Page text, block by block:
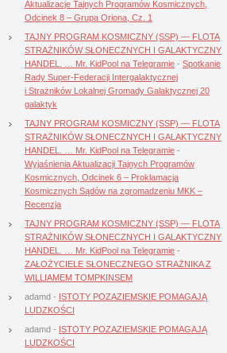
Aktualizacje Tajnych Programów Kosmicznych,
Odcinek 8 – Grupa Oriona, Cz. 1
TAJNY PROGRAM KOSMICZNY (SSP) — FLOTA
STRAŻNIKÓW SŁONECZNYCH I GALAKTYCZNY
HANDEL. … Mr. KidPool na Telegramie - Spotkanie
Rady Super-Federacji Intergalaktycznej
i Strażników Lokalnej Gromady Galaktycznej 20
galaktyk
TAJNY PROGRAM KOSMICZNY (SSP) — FLOTA
STRAŻNIKÓW SŁONECZNYCH I GALAKTYCZNY
HANDEL. … Mr. KidPool na Telegramie -
Wyjaśnienia Aktualizacji Tajnych Programów
Kosmicznych, Odcinek 6 – Proklamacja
Kosmicznych Sądów na zgromadzeniu MKK –
Recenzja
TAJNY PROGRAM KOSMICZNY (SSP) — FLOTA
STRAŻNIKÓW SŁONECZNYCH I GALAKTYCZNY
HANDEL. … Mr. KidPool na Telegramie -
ZAŁOŻYCIELE SŁONECZNEGO STRAŻNIKA Z
WILLIAMEM TOMPKINSEM
adamd - ISTOTY POZAZIEMSKIE POMAGAJĄ
LUDZKOŚCI
adamd - ISTOTY POZAZIEMSKIE POMAGAJĄ
LUDZKOŚCI